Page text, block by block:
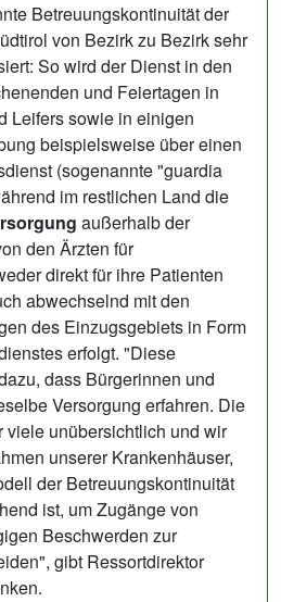
Betreuungskontinuität der
von Bezirk zu Bezirk sehr
So wird der Dienst in den
und Feiertagen in
Leifers sowie in einigen
beispielsweise über einen
(sogenannte "guardia
im restlichen Land die
außerhalb der
den Ärzten für
direkt für ihre Patienten
abwechselnd mit den
des Einzugsgebiets in Form
erfolgt. "Diese
dass Bürgerinnen und
Versorgung erfahren. Die
viele unübersichtlich und wir
unserer Krankenhäuser,
der Betreuungskontinuität
ist, um Zugänge von
Beschwerden zur
gibt Ressortdirektor